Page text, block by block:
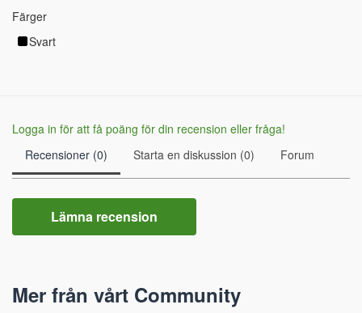
Färger
Svart
Logga in för att få poäng för din recension eller fråga!
Recensioner (0)
Starta en diskussion (0) Forum
Lämna recension
Mer från vårt Community